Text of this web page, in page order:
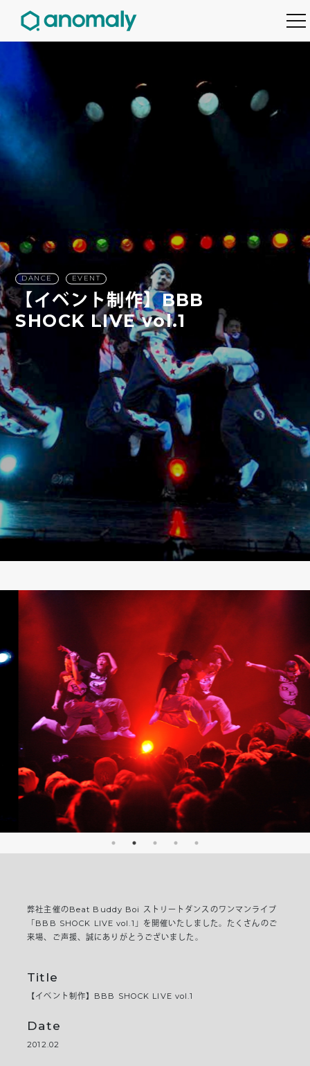
DANCE EVENT
【イベント制作】BBB
SHOCK LIVE vol.1
弊社主催のBeat Buddy Boi ストリートダンスのワンマンライブ
「BBB SHOCK LIVE vol.1」を開催いたしました。たくさんのご
来場、ご声援、誠にありがとうございました。
Title
【イベント制作】BBB SHOCK LIVE vol.1
Date
2012.02